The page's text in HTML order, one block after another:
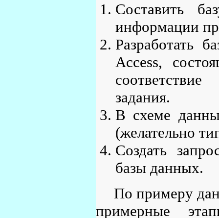
Составить
информации
Разработать
Access,
задания.
В схеме
(желательно
Создать
базы данных.
По примеру
примерные